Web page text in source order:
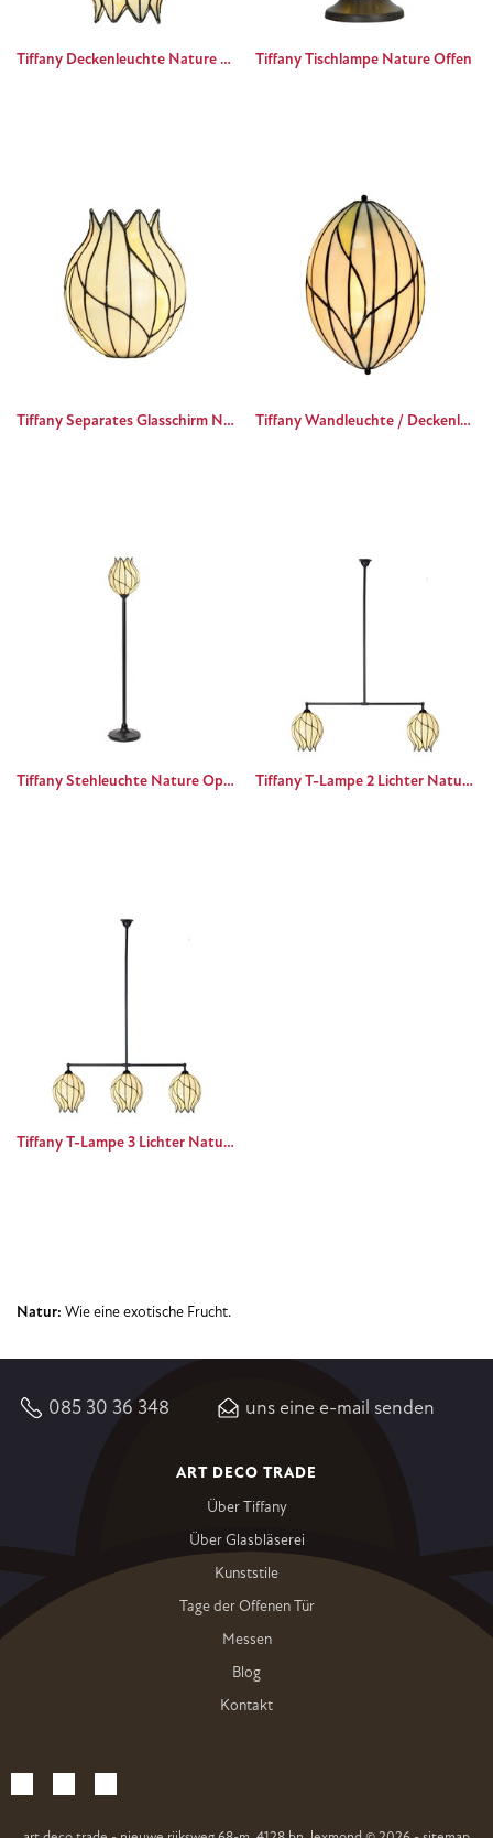
Tiffany Deckenleuchte Nature Offen Tiffany Tischlampe Nature Offen
Tiffany Separates Glasschirm Nature Offen Tiffany Wandleuchte / Deckenleuchte Natur Small
Tiffany Stehleuchte Nature Open Tiffany T-Lampe 2 Lichter Nature Open
Tiffany T-Lampe 3 Lichter Nature Open
Natur: Wie eine exotische Frucht.
085 30 36 348 uns eine e-mail senden
ART DECO TRADE
Über Tiffany
Über Glasbläserei
Kunststile
Tage der Offenen Tür
Messen
Blog
Kontakt